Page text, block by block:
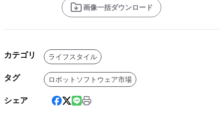
画像一括ダウンロード
カテゴリ ライフスタイル
タグ ロボットソフトウェア市場
シェア